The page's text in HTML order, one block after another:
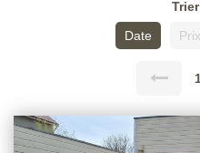
Date